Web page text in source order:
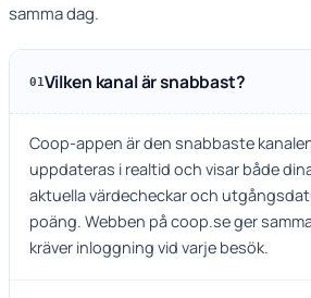
samma dag.
01Vilken kanal är snabbast?
Coop-appen är den snabbaste
uppdateras i realtid och visar både
aktuella värdecheckar och
poäng. Webben på coop.se ger
kräver inloggning vid varje besök.